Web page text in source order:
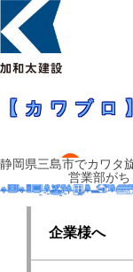
【カワブロ
グ
【カワブ
静岡県三島市でカワタ
営業部がち
企業様へ